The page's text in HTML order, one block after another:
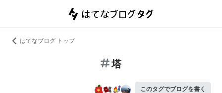
はてなブログ トップ
塔
このタグでブログを書く